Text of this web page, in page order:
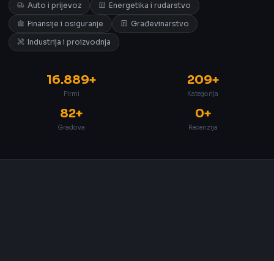
Auto i prijevoz
Energetika i rudarstvo
Finansije i osiguranje
Građevinarstvo
Industrija i proizvodnja
16.889+
Firmi
209+
Kategorija
82+
Gradova
0+
Recenzija